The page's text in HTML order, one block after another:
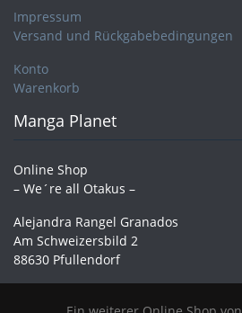
Impressum
Versand und Rückgabebedingungen
Konto
Warenkorb
Manga Planet
Online Shop
– We´re all Otakus –
Alejandra Rangel Granados
Am Schweizersbild 2
88630 Pfullendorf